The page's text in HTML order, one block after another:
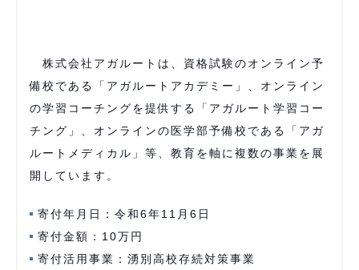
株式会社アガルートは、資格試験のオンライン予
備校である「アガルートアカデミー」、オンライン
の学習コーチングを提供する「アガルート学習コー
チング」、オンラインの医学部予備校である「アガ
ルートメディカル」等、教育を軸に複数の事業を展
開しています。
寄付年月日：令和6年11月6日
寄付金額：10万円
寄付活用事業：湧別高校存続対策事業